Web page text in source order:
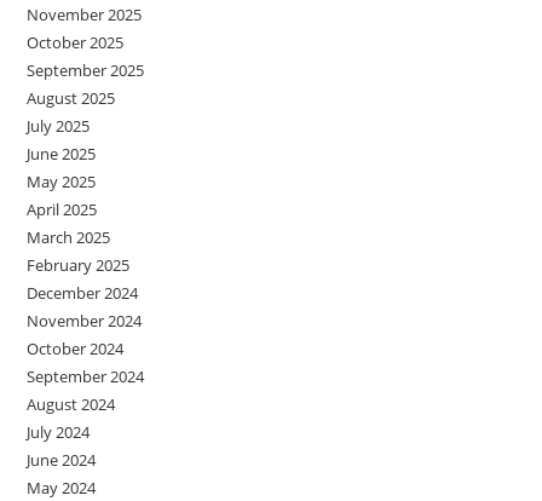
November 2025
October 2025
September 2025
August 2025
July 2025
June 2025
May 2025
April 2025
March 2025
February 2025
December 2024
November 2024
October 2024
September 2024
August 2024
July 2024
June 2024
May 2024